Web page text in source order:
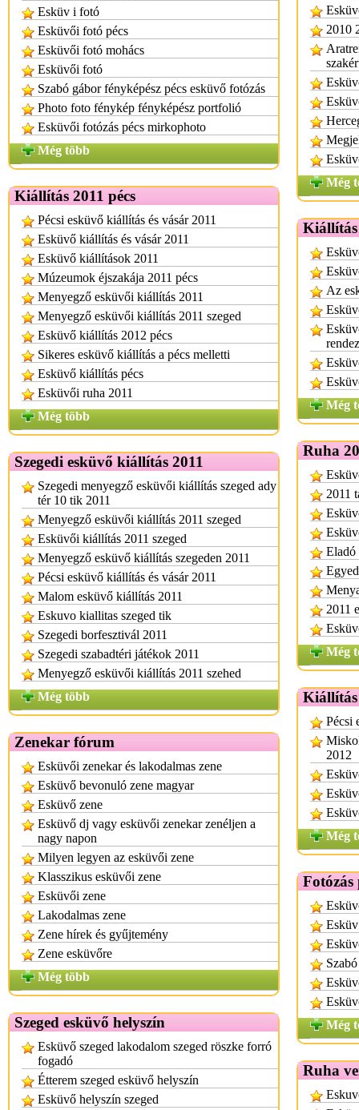
Esküv i fotó
Esküvői fotó pécs
Esküvői fotó mohács
Esküvői fotó
Szabó gábor fényképész pécs esküvő fotózás
Photo foto fénykép fényképész portfolió
Esküvői fotózás pécs mirkophoto
Még több
Kiállítás 2011 pécs
Pécsi esküvő kiállítás és vásár 2011
Esküvő kiállítás és vásár 2011
Esküvő kiállítások 2011
Múzeumok éjszakája 2011 pécs
Menyegző esküvői kiállítás 2011
Menyegző esküvői kiállítás 2011 szeged
Esküvő kiállítás 2012 pécs
Sikeres esküvő kiállítás a pécs melletti
Esküvő kiállítás pécs
Esküvői ruha 2011
Még több
Szegedi esküvő kiállítás 2011
Szegedi menyegző esküvői kiállítás szeged ady
tér 10 tik 2011
Menyegző esküvői kiállítás 2011 szeged
Esküvői kiállítás 2011 szeged
Menyegző esküvő kiállítás szegeden 2011
Pécsi esküvő kiállítás és vásár 2011
Malom esküvő kiállítás 2011
Eskuvo kiallitas szeged tik
Szegedi borfesztivál 2011
Szegedi szabadtéri játékok 2011
Menyegző esküvői kiállítás 2011 szehed
Még több
Zenekar fórum
Esküvői zenekar és lakodalmas zene
Esküvő bevonuló zene magyar
Esküvő zene
Esküvő dj vagy esküvői zenekar zenéljen a
nagy napon
Milyen legyen az esküvői zene
Klasszikus esküvői zene
Esküvői zene
Lakodalmas zene
Zene hírek és gyűjtemény
Zene esküvőre
Még több
Szeged esküvő helyszín
Esküvő szeged lakodalom szeged röszke forró
fogadó
Étterem szeged esküvő helyszín
Esküvő helyszín szeged
2010
Még
Kiállítás
Az
Még
Ruha
2011
Eladó
2011
Még
Kiállítás
Pécsi
2012
Még
Fotózás
Még
Ruha